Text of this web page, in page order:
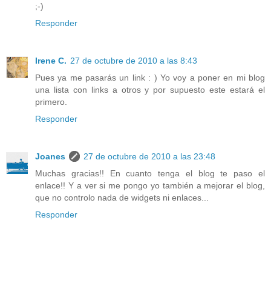
;-)
Responder
Irene C. 27 de octubre de 2010 a las 8:43
Pues ya me pasarás un link : ) Yo voy a poner en mi blog
una lista con links a otros y por supuesto este estará el
primero.
Responder
Joanes
27 de octubre de 2010 a las 23:48
Muchas gracias!! En cuanto tenga el blog te paso el
enlace!! Y a ver si me pongo yo también a mejorar el blog,
que no controlo nada de widgets ni enlaces...
Responder